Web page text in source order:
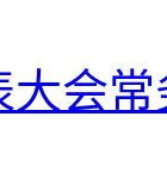
会